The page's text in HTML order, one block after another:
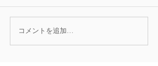
コメントを追加…